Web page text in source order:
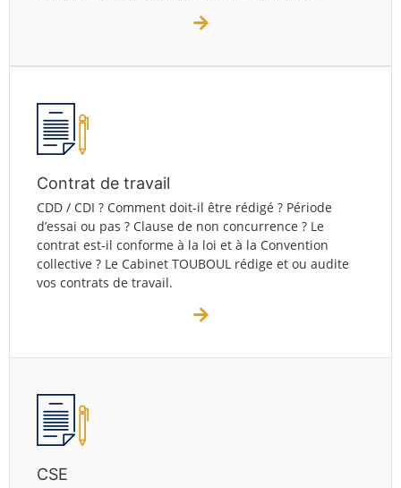
Contrat de travail
CDD / CDI ? Comment doit-il être rédigé ? Période
d’essai ou pas ? Clause de non concurrence ? Le
contrat est-il conforme à la loi et à la Convention
collective ? Le Cabinet TOUBOUL rédige et ou audite
vos contrats de travail.
CSE